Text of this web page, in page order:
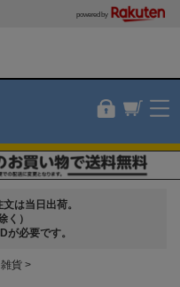
powered by
は当日出荷。
く）
が必要です。
雑貨